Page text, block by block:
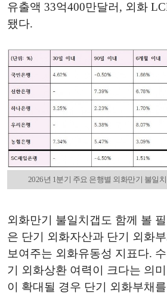
유출액 33억400만달러, 외화
됐다.
2026년 1분기 주요 은행별 외화만기 불일
외화만기 불일치갭도 함께 볼
은 단기 외화자산과 단기 외화
보여주는 외화유동성 지표다.
기 외화상환 여력이 크다는 의
이 확대될 경우 단기 외화부채